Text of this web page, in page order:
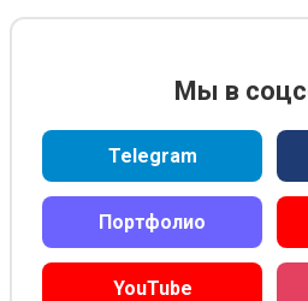
Мы в
Telegram
Портфолио
YouTube